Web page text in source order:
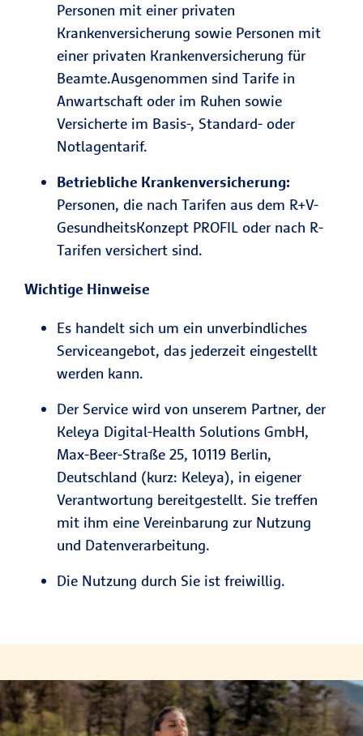
Personen mit einer privaten
Krankenversicherung sowie Personen mit
einer privaten Krankenversicherung für
Beamte.Ausgenommen sind Tarife in
Anwartschaft oder im Ruhen sowie
Versicherte im Basis-, Standard- oder
Notlagentarif.
Betriebliche Krankenversicherung:
Personen, die nach Tarifen aus dem R+V-
GesundheitsKonzept PROFIL oder nach R-
Tarifen versichert sind.
Wichtige Hinweise
Es handelt sich um ein unverbindliches
Serviceangebot, das jederzeit eingestellt
werden kann.
Der Service wird von unserem Partner, der
Keleya Digital-Health Solutions GmbH,
Max-Beer-Straße 25, 10119 Berlin,
Deutschland (kurz: Keleya), in eigener
Verantwortung bereitgestellt. Sie treffen
mit ihm eine Vereinbarung zur Nutzung
und Datenverarbeitung.
Die Nutzung durch Sie ist freiwillig.